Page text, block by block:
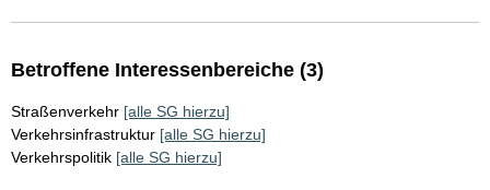
Betroffene Interessenbereiche (3)
Straßenverkehr [alle SG hierzu]
Verkehrsinfrastruktur [alle SG hierzu]
Verkehrspolitik [alle SG hierzu]